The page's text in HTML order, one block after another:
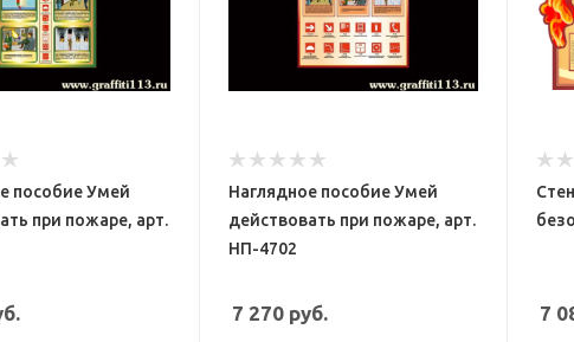
пособие Умей
при пожаре, арт.
Наглядное пособие Умей
действовать при пожаре, арт.
НП-4702
7 270руб. 7